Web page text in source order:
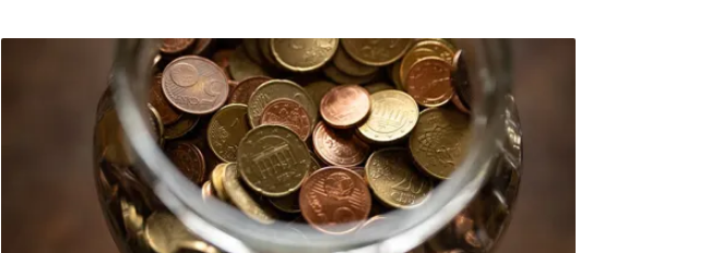
台糖5日說，光電弊案導致中央、地方審查趨於保守，影響台糖光電案場進
度，為加速推動光電目標、並突破現行法規限制，台糖董事會已通過經營
電業，目前正向經濟部申請中，預計今年上半年取得執照，屆時百年糖業
將正式跨足電業。近年光電申設爭議不斷，導致案場併網時間不如預期，